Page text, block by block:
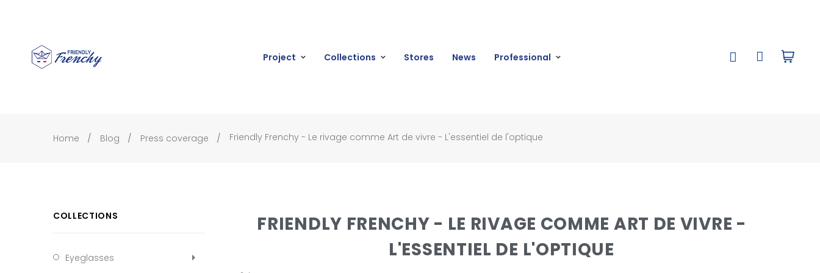
Project Collections Stores News Professional
Home Blog Press coverage Friendly Frenchy - Le rivage comme Art de vivre - L'essentiel de l'optique
COLLECTIONS
Eyeglasses
FRIENDLY FRENCHY - LE RIVAGE COMME ART DE VIVRE -
L'ESSENTIEL DE L'OPTIQUE